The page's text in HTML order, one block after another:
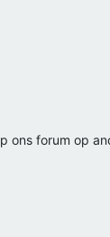
ons forum op